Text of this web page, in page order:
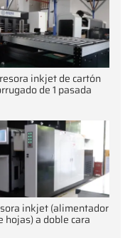
inkjet de cartón
de 1 pasada
inkjet (alimentador
hojas) a doble cara